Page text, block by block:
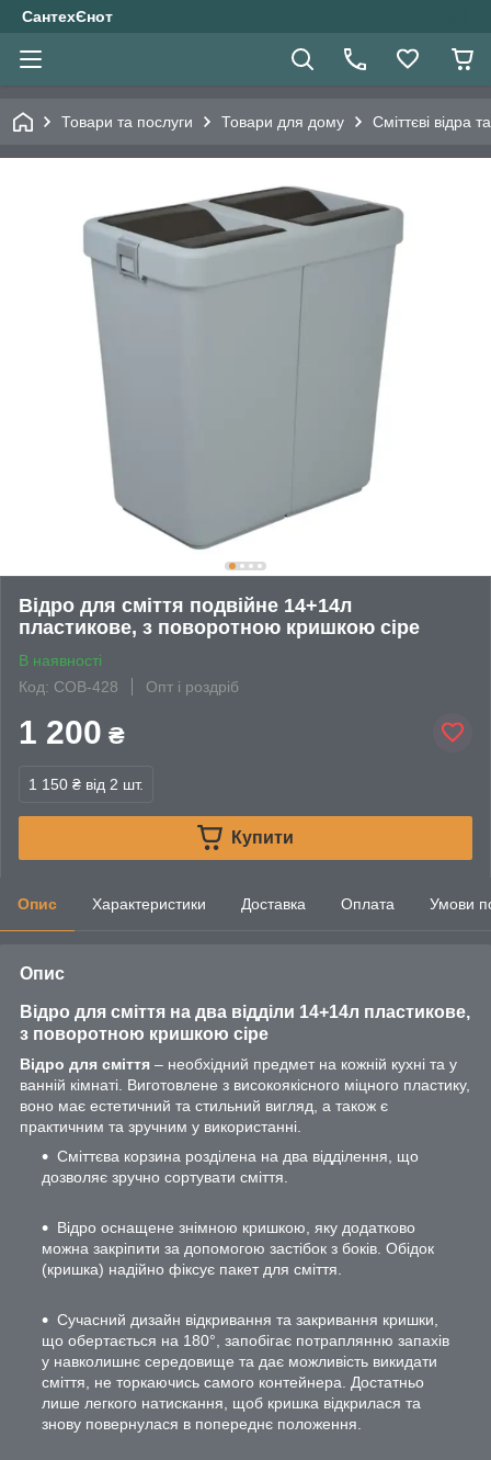
СантехЄнот
Товари та послуги Товари для дому Сміттєві відра
Відро для сміття подвійне 14+14л
пластикове, з поворотною кришкою сіре
В наявності
Код: COB-428
Опт і роздріб
1 200 ₴
1 150 ₴ від 2 шт.
Купити
Опис Характеристики Доставка Оплата Умови
Опис
Відро для сміття на два відділи 14+14л пластикове,
з поворотною кришкою сіре
Відро для сміття – необхідний предмет на кожній кухні та у
ванній кімнаті. Виготовлене з високоякісного міцного пластику,
воно має естетичний та стильний вигляд, а також є
практичним та зручним у використанні.
Сміттєва корзина розділена на два відділення, що
дозволяє зручно сортувати сміття.
Відро оснащене знімною кришкою, яку додатково
можна закріпити за допомогою застібок з боків. Обідок
(кришка) надійно фіксує пакет для сміття.
Сучасний дизайн відкривання та закривання кришки,
що обертається на 180°, запобігає потраплянню запахів
у навколишнє середовище та дає можливість викидати
сміття, не торкаючись самого контейнера. Достатньо
лише легкого натискання, щоб кришка відкрилася та
знову повернулася в попереднє положення.